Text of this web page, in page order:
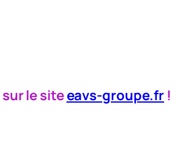
sur le siteeavs-groupe.fr !